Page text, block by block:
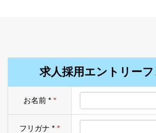
求人採用エントリー
お名前 **
フリガナ * *